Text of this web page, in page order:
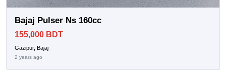
Bajaj Pulser Ns 160cc
155,000 BDT
Gazipur, Bajaj
2 years ago